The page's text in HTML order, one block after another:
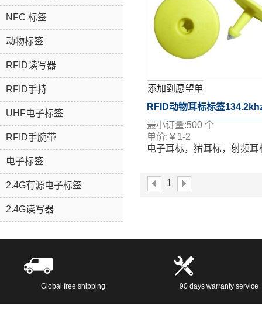
NFC 标签
动物标签
RFID读写器
RFID手持
UHF电子标签
RFID手腕带
电子标签
2.4G有源电子标签
2.4G读写器
添加到愿望单
RFID动物耳标标签
频
最小订量:500 个
单价: ￥ 1-2
电子耳标，猪耳标，射频耳
1
Global free shipping 90 days warranty service